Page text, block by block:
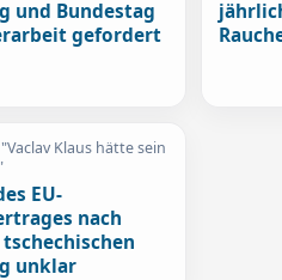
und Bundestag
gefordert
Klaus hätte sein
EU-
nach
unklar